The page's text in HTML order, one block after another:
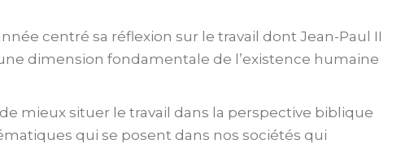
centré sa réflexion sur le travail dont Jean-Paul II
dimension fondamentale de l’existence humaine
mieux situer le travail dans la perspective biblique
qui se posent dans nos sociétés qui